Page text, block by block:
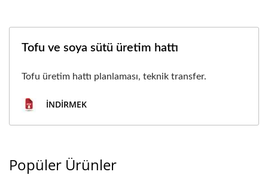
Tofu ve soya sütü üretim hattı
Tofu üretim hattı planlaması, teknik transfer.
İNDIRMEK
Popüler Ürünler